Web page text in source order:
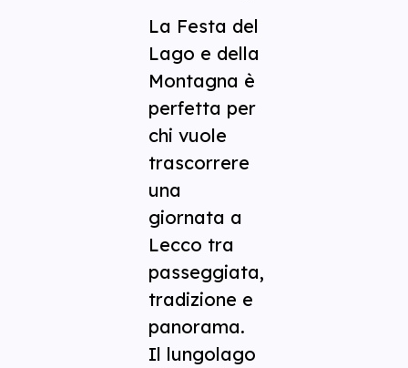
La Festa del
Lago e della
Montagna è
perfetta per
chi vuole
trascorrere
una
giornata a
Lecco tra
passeggiata,
tradizione e
panorama.
Il lungolago